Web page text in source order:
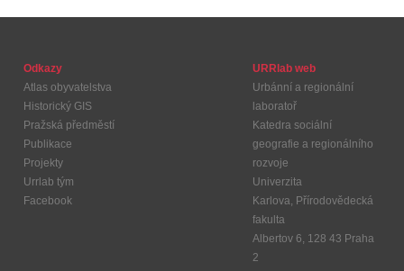
Odkazy
Atlas obyvatelstva
Historický GIS
Pražská předměstí
Publikace
Projekty
Urrlab tým
Facebook
URRlab web
Urbánní a regionální
laboratoř
Katedra sociální
geografie a regionálního
rozvoje
Univerzita
Karlova, Přírodovědecká
fakulta
Albertov 6, 128 43 Praha
2